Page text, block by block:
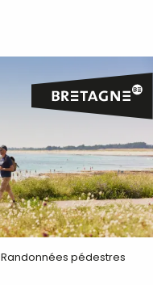
Randonnées pédestres